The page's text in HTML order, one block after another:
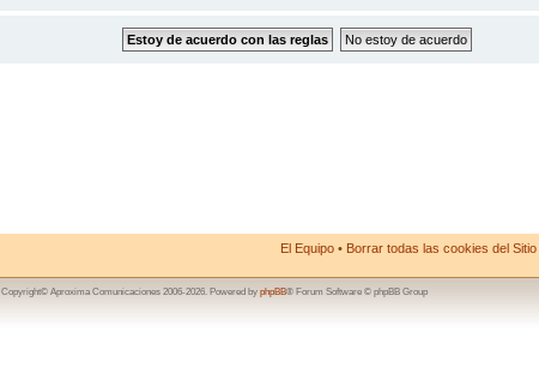
El Equipo • Borrar todas las cookies del Sitio
Copyright© Aproxima Comunicaciones 2006-2026. Powered by phpBB® Forum Software © phpBB Group